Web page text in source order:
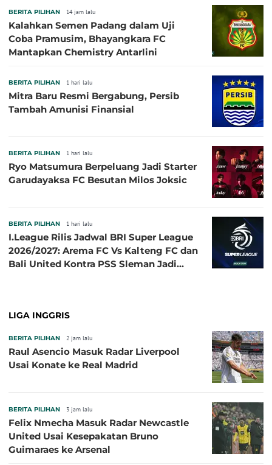
BERITA PILIHAN 14 jam lalu
Kalahkan Semen Padang dalam Uji
Coba Pramusim, Bhayangkara FC
Mantapkan Chemistry Antarlini
BERITA PILIHAN 1 hari lalu
Mitra Baru Resmi Bergabung, Persib
Tambah Amunisi Finansial
BERITA PILIHAN 1 hari lalu
Ryo Matsumura Berpeluang Jadi Starter
Garudayaksa FC Besutan Milos Joksic
BERITA PILIHAN 1 hari lalu
I.League Rilis Jadwal BRI Super League
2026/2027: Arema FC Vs Kalteng FC dan
Bali United Kontra PSS Sleman Jadi
LIGA INGGRIS
BERITA PILIHAN 2 jam lalu
Raul Asencio Masuk Radar Liverpool
Usai Konate ke Real Madrid
BERITA PILIHAN 3 jam lalu
Felix Nmecha Masuk Radar Newcastle
United Usai Kesepakatan Bruno
Guimaraes ke Arsenal